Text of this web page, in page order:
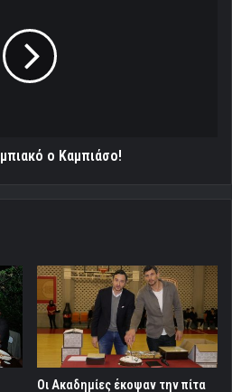
ο Καμπιάσο!
Oι Ακαδημίες έκοψαν την πίτα